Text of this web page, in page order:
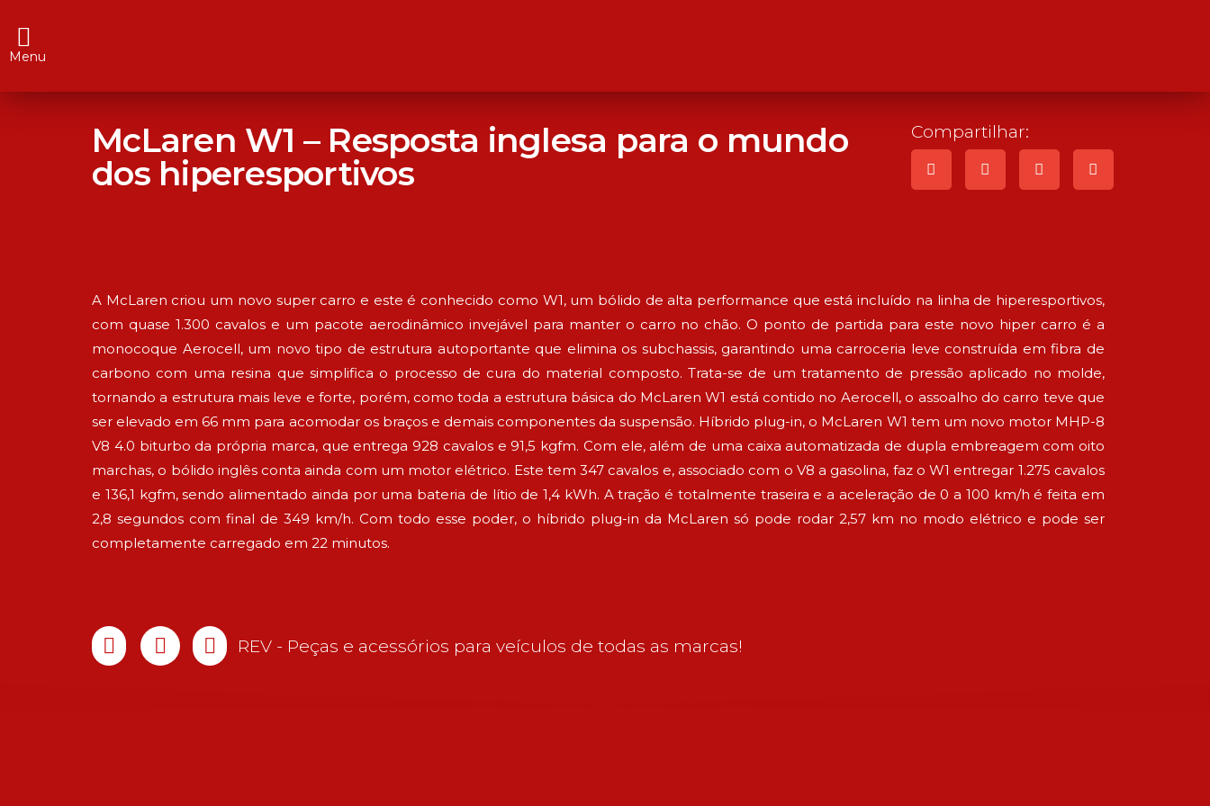
Menu
McLaren W1 – Resposta inglesa para o mundo
dos hiperesportivos
Compartilhar:
A McLaren criou um novo super carro e este é conhecido como W1, um bólido de alta performance que está incluído na linha de hiperesportivos,
com quase 1.300 cavalos e um pacote aerodinâmico invejável para manter o carro no chão. O ponto de partida para este novo hiper carro é a
monocoque Aerocell, um novo tipo de estrutura autoportante que elimina os subchassis, garantindo uma carroceria leve construída em fibra de
carbono com uma resina que simplifica o processo de cura do material composto. Trata-se de um tratamento de pressão aplicado no molde,
tornando a estrutura mais leve e forte, porém, como toda a estrutura básica do McLaren W1 está contido no Aerocell, o assoalho do carro teve que
ser elevado em 66 mm para acomodar os braços e demais componentes da suspensão. Híbrido plug-in, o McLaren W1 tem um novo motor MHP-8
V8 4.0 biturbo da própria marca, que entrega 928 cavalos e 91,5 kgfm. Com ele, além de uma caixa automatizada de dupla embreagem com oito
marchas, o bólido inglês conta ainda com um motor elétrico. Este tem 347 cavalos e, associado com o V8 a gasolina, faz o W1 entregar 1.275 cavalos
e 136,1 kgfm, sendo alimentado ainda por uma bateria de lítio de 1,4 kWh. A tração é totalmente traseira e a aceleração de 0 a 100 km/h é feita em
2,8 segundos com final de 349 km/h. Com todo esse poder, o híbrido plug-in da McLaren só pode rodar 2,57 km no modo elétrico e pode ser
completamente carregado em 22 minutos.
REV - Peças e acessórios para veículos de todas as marcas!